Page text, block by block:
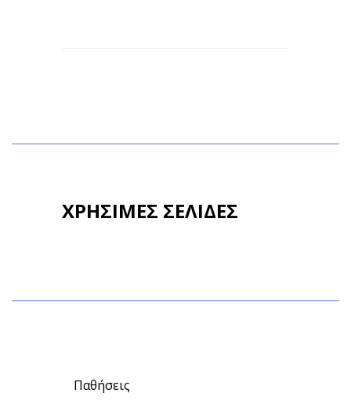
ΧΡΗΣΙΜΕΣ ΣΕΛΙΔΕΣ
Παθήσεις